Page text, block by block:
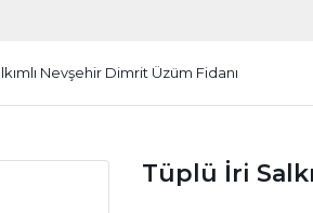
Nevşehir Dimrit Üzüm Fidanı
Tüplü İri